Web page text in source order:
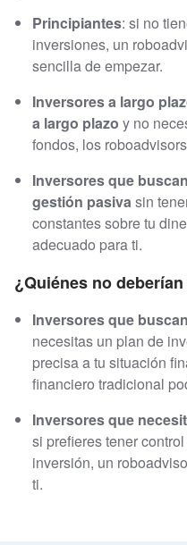
Principiantes: si no
inversiones, un
sencilla de empezar.
Inversores a largo
a largo plazo y no
fondos, los
Inversores que
gestión pasivasin
constantes sobre tu
adecuado para ti.
¿Quiénes no
Inversores que
necesitas un plan de
precisa a tu situación
financiero tradicional
Inversores que
si prefieres tener
inversión, un
ti.